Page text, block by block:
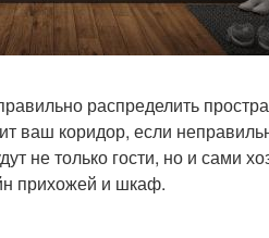
распределить
ваш коридор, если
не только гости, но и сами
прихожей и шкаф.